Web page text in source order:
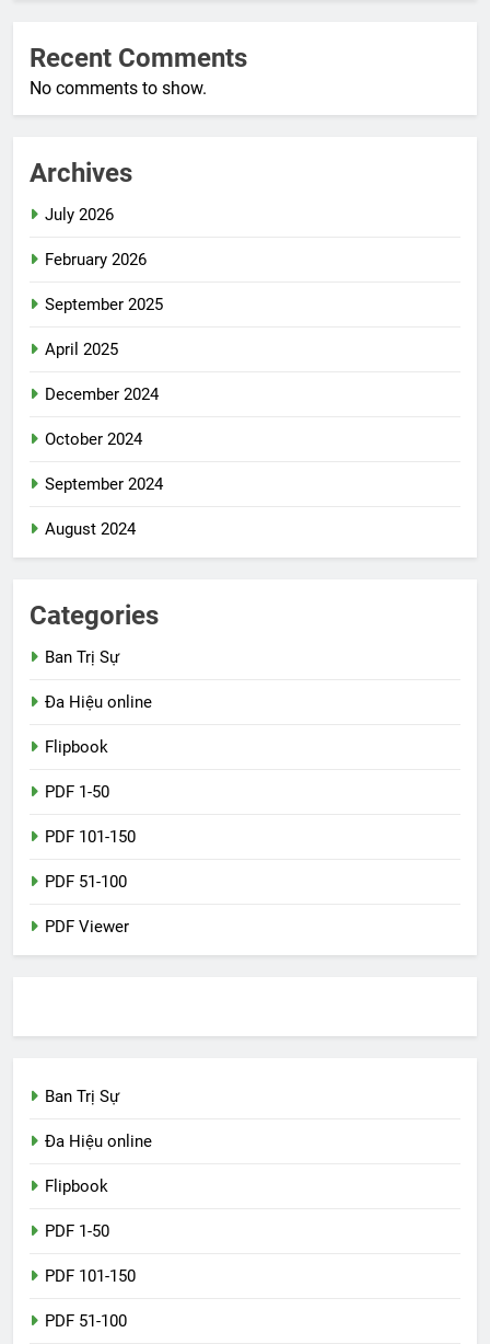
Recent Comments
No comments to show.
Archives
July 2026
February 2026
September 2025
April 2025
December 2024
October 2024
September 2024
August 2024
Categories
Ban Trị Sự
Đa Hiệu online
Flipbook
PDF 1-50
PDF 101-150
PDF 51-100
PDF Viewer
Ban Trị Sự
Đa Hiệu online
Flipbook
PDF 1-50
PDF 101-150
PDF 51-100